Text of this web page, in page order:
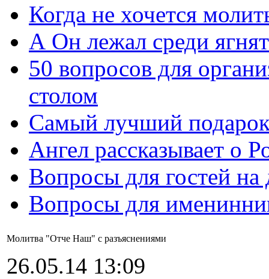
Когда не хочется
А Он лежал среди ягнят
50 вопросов для
столом
Самый лучший
Ангел рассказывает о
Вопросы для гостей
Вопросы для
Молитва "Отче Наш" с разъяснениями
26.05.14 13:09